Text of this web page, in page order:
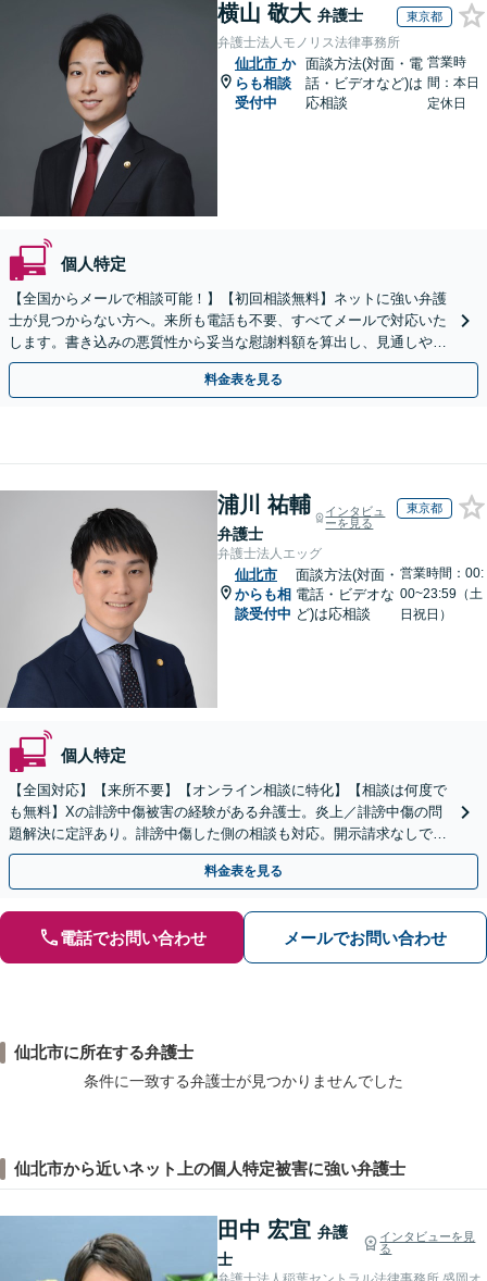
横山 敬大 弁護士 東京都
弁護士法人モノリス法律事務所
仙北市 か
らも相談
受付中
面談方法(対面・電
話・ビデオなど)は
応相談
営業時
間：本日
定休日
個人特定
【全国からメールで相談可能！】【初回相談無料】ネットに強い弁護
士が見つからない方へ。来所も電話も不要、すべてメールで対応いた
します。書き込みの悪質性から妥当な慰謝料額を算出し、見通しや費
用面のリスクも包み隠さずお伝えしサポートします。
料金表を見る
浦川 祐輔
弁護士
インタビュ
ーを見る
東京都
弁護士法人エッグ
仙北市
からも相
談受付中
面談方法(対面・
電話・ビデオな
ど)は応相談
営業時間：00:
00~23:59（土
日祝日）
個人特定
【全国対応】【来所不要】【オンライン相談に特化】【相談は何度で
も無料】Xの誹謗中傷被害の経験がある弁護士。炎上／誹謗中傷の問
題解決に定評あり。誹謗中傷した側の相談も対応。開示請求なしで本
人の特定ができる場合もあり。
料金表を見る
電話でお問い合わせ メールでお問い合わせ
仙北市に所在する弁護士
条件に一致する弁護士が見つかりませんでした
仙北市から近いネット上の個人特定被害に強い弁護士
田中 宏宜 弁護
士
インタビューを見
る